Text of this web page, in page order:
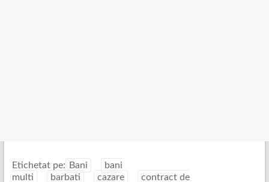
Etichetat pe: Bani
bani
multi
barbati cazare contract de